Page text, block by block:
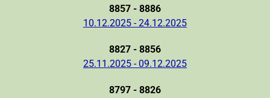
8857 - 8886
10.12.2025 - 24.12.2025
8827 - 8856
25.11.2025 - 09.12.2025
8797 - 8826